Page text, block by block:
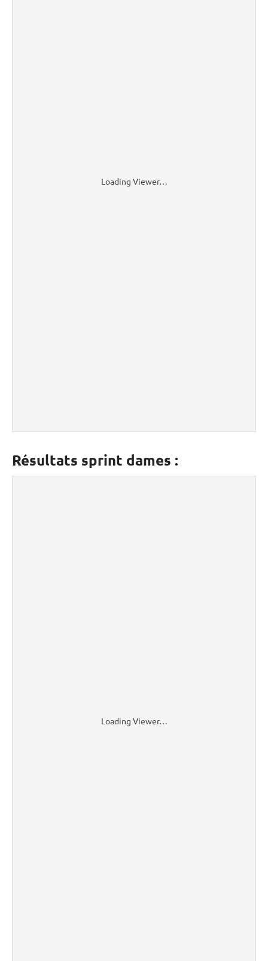
Loading Viewer…
Résultats sprint dames :
Loading Viewer…